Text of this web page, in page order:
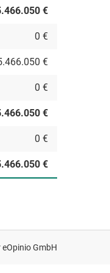
€
0 €
€
0 €
€
0 €
€
eOpinio GmbH